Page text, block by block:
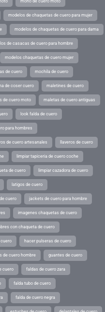
modelos de chaquetas de cuero para mujer
modelos de chaquetas de cuero para dama
de casacas de cuero para hombre
modelos chaquetas de cuero mujer
de cuero mochila de cuero
de coser cuero maletines de cuero
de cuero moto maletas de cuero antiguas
look falda de cuero
para hombres
de cuero artesanales llaveros de cuero
limpiar tapiceria de cuero coche
de cuero limpiar cazadora de cuero
latigos de cuero
cuero jackets de cuero para hombre
imagenes chaquetas de cuero
con chaqueta de cuero
cuero hacer pulseras de cuero
de cuero hombre guantes de cuero
cuero faldas de cuero zara
falda tubo de cuero
falda de cuero negra